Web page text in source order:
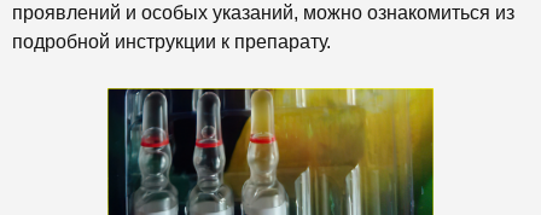
проявлений и особых указаний, можно ознакомиться из
подробной инструкции к препарату.